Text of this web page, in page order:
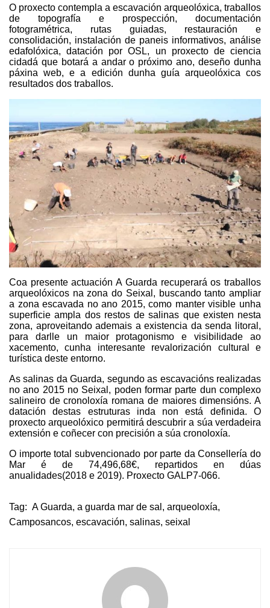
O proxecto contempla a escavación arqueolóxica, traballos
de topografía e prospección, documentación
fotogramétrica, rutas guiadas, restauración e
consolidación, instalación de paneis informativos, análise
edafolóxica, datación por OSL, un proxecto de ciencia
cidadá que botará a andar o próximo ano, deseño dunha
páxina web, e a edición dunha guía arqueolóxica cos
resultados dos traballos.
Coa presente actuación A Guarda recuperará os traballos
arqueolóxicos na zona do Seixal, buscando tanto ampliar
a zona escavada no ano 2015, como manter visible unha
superficie ampla dos restos de salinas que existen nesta
zona, aproveitando ademais a existencia da senda litoral,
para darlle un maior protagonismo e visibilidade ao
xacemento, cunha interesante revalorización cultural e
turística deste entorno.
As salinas da Guarda, segundo as escavacións realizadas
no ano 2015 no Seixal, poden formar parte dun complexo
salineiro de cronoloxía romana de maiores dimensións. A
datación destas estruturas inda non está definida. O
proxecto arqueolóxico permitirá descubrir a súa verdadeira
extensión e coñecer con precisión a súa cronoloxía.
O importe total subvencionado por parte da Consellería do
Mar é de 74,496,68€, repartidos en dúas
anualidades(2018 e 2019). Proxecto GALP7-066.
Tag: A Guarda, a guarda mar de sal , arqueoloxía,
Camposancos, escavación, salinas, seixal